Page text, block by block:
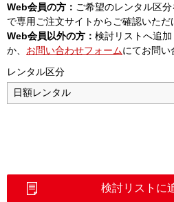
Web会員の方： ご希望のレンタル区
で専用ご注文サイトからご確認いただ
Web会員以外の方： 検討リストへ追
か、 お問い合わせフォームにてお問い
レンタル区分
検討リストに